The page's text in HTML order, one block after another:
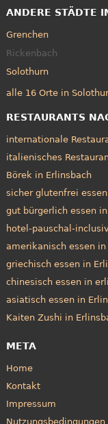
ANDERE STÄDTE
Grenchen
Rickenbach
Solothurn
alle 16 Orte in
RESTAURANTS
internationale
italienisches
Börek in Erlinsbach
sicher glutenfrei
gut bürgerlich essen
hotel-pauschal-
amerikanisch essen in
griechisch essen in
chinesisch essen in
asiatisch essen in
Kaiten Zushi in
META
Home
Kontakt
Impressum
Nutzungsbedingungen